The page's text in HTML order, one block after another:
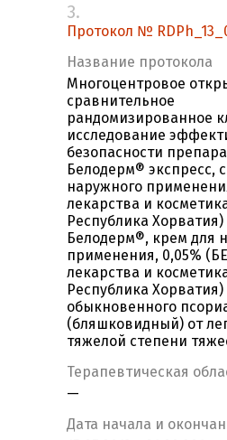
3.
Протокол №
Название протокола
Многоцентровое
сравнительное
рандомизированное
исследование
безопасности
Белодерм® экспресс,
наружного
лекарства и
Республика Хорватия)
Белодерм®, крем для
применения, 0,05%
лекарства и
Республика
обыкновенного
(бляшковидный) от
тяжелой степени
Терапевтическая
—
Дата начала и